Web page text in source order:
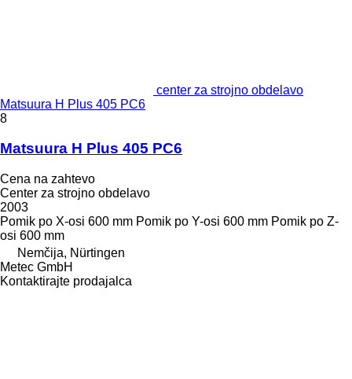
center za strojno obdelavo
Matsuura H Plus 405 PC6
8
Matsuura H Plus 405 PC6
Cena na zahtevo
Center za strojno obdelavo
2003
Pomik po X-osi 600 mm Pomik po Y-osi 600 mm Pomik po Z-
osi 600 mm
Nemčija, Nürtingen
Metec GmbH
Kontaktirajte prodajalca